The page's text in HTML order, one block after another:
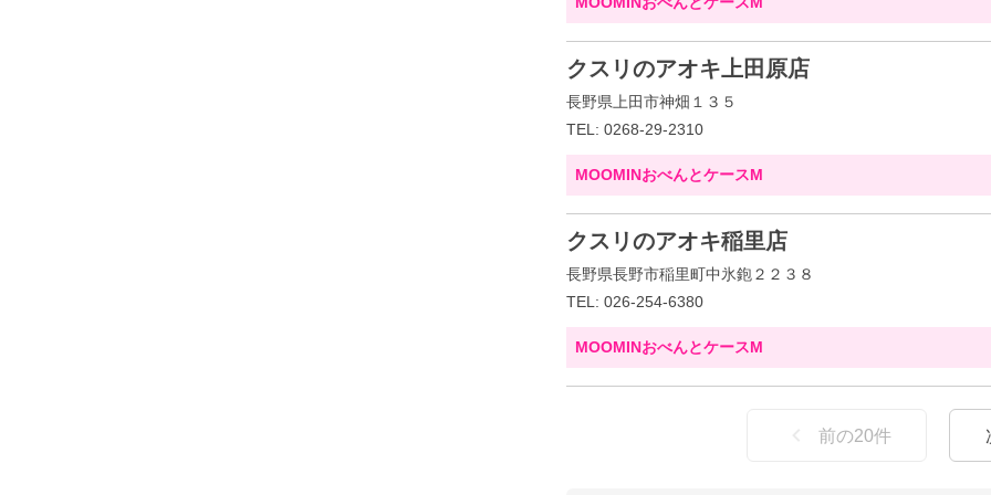
クスリのアオキ上田原店
長野県上田市神畑１３５
TEL: 0268-29-2310
MOOMINおべんとケースM
クスリのアオキ稲里店
長野県長野市稲里町中氷鉋２２３８
TEL: 026-254-6380
MOOMINおべんとケースM
前の20件